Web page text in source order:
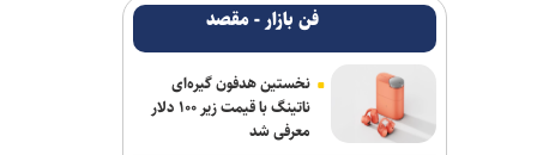
فن بازار - مقصد
نخستین هدفون گیره‌ای
ناتینگ با قیمت زیر ۱۰۰ دلار
معرفی شد